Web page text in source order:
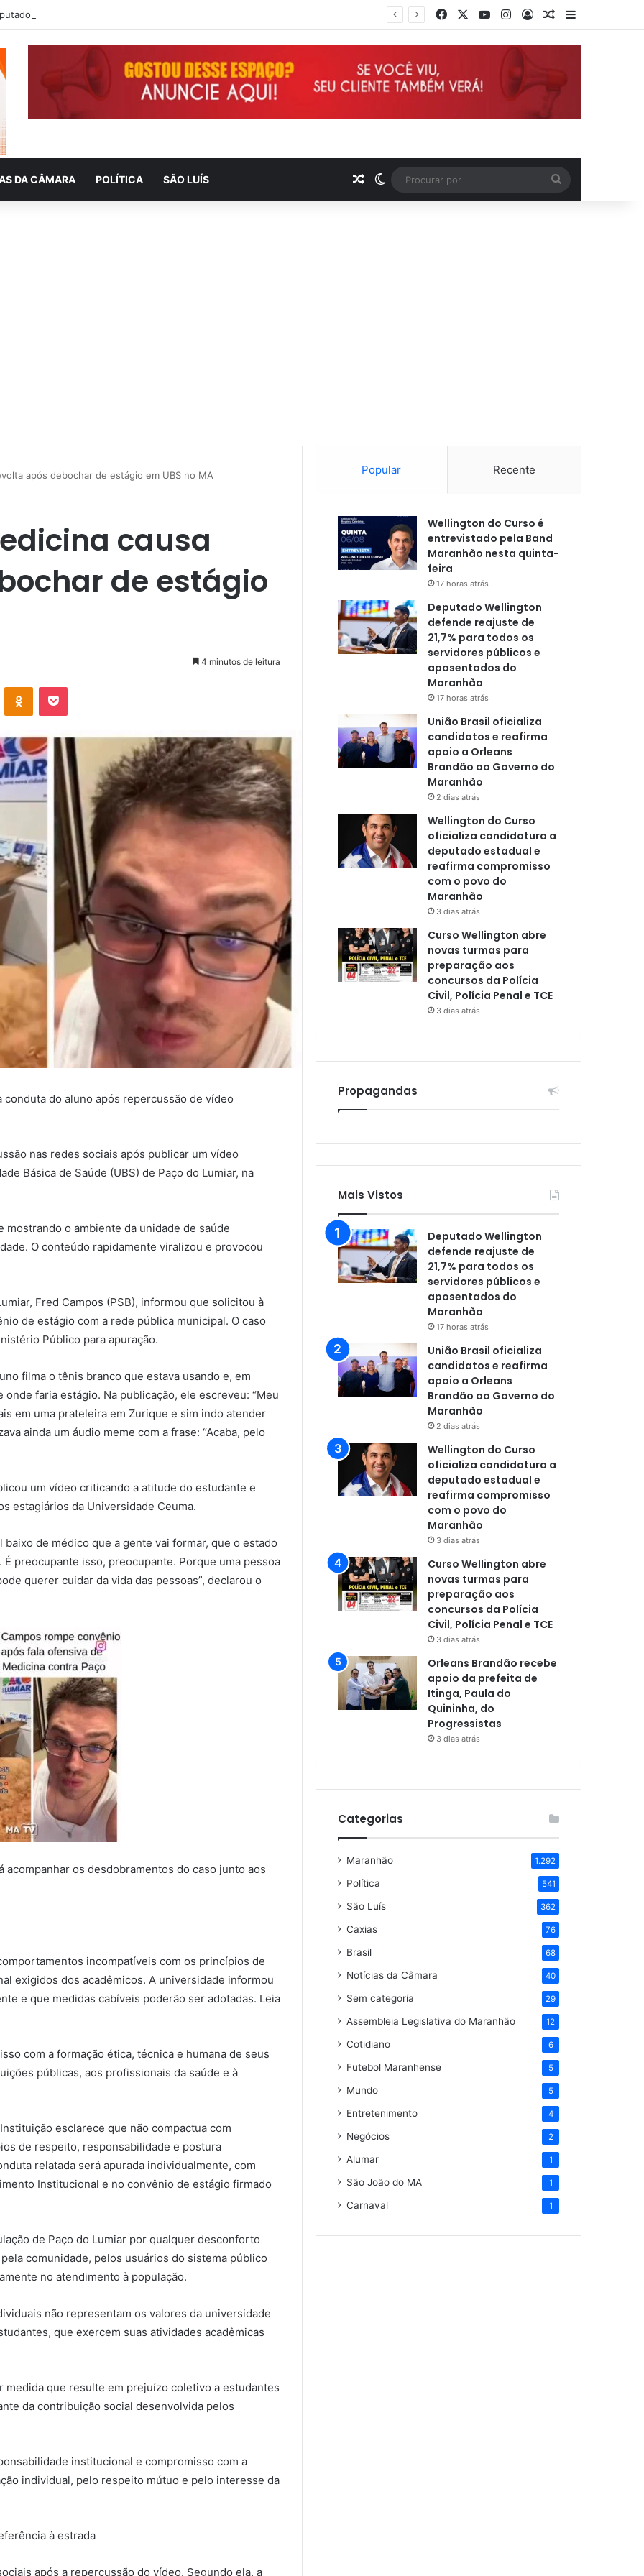
Facebook YouTubeInstagram
EntrarArtigo aleatório
DA CÂMARA POLÍTICA SÃO LUÍS Artigo aleatório
Switch skin
por
após debochar de estágio em UBS no MA
causa
de estágio
4 minutos de leitura
do aluno após repercussão de vídeo
nas redes sociais após publicar um vídeo
Básica de Saúde (UBS) de Paço do Lumiar, na
mostrando o ambiente da unidade de saúde
O conteúdo rapidamente viralizou e provocou
Fred Campos (PSB), informou que solicitou à
de estágio com a rede pública municipal. O caso
Público para apuração.
filma o tênis branco que estava usando e, em
faria estágio. Na publicação, ele escreveu: “Meu
em uma prateleira em Zurique e sim indo atender
ainda um áudio meme com a frase: “Acaba, pelo
um vídeo criticando a atitude do estudante e
estagiários da Universidade Ceuma.
de médico que a gente vai formar, que o estado
preocupante isso, preocupante. Porque uma pessoa
querer cuidar da vida das pessoas”, declarou o
os desdobramentos do caso junto aos
incompatíveis com os princípios de
exigidos dos acadêmicos. A universidade informou
e que medidas cabíveis poderão ser adotadas. Leia
com a formação ética, técnica e humana de seus
públicas, aos profissionais da saúde e à
esclarece que não compactua com
de respeito, responsabilidade e postura
relatada será apurada individualmente, com
Institucional e no convênio de estágio firmado
de Paço do Lumiar por qualquer desconforto
comunidade, pelos usuários do sistema público
no atendimento à população.
não representam os valores da universidade
que exercem suas atividades acadêmicas
medida que resulte em prejuízo coletivo a estudantes
da contribuição social desenvolvida pelos
institucional e compromisso com a
individual, pelo respeito mútuo e pelo interesse da
à estrada
após a repercussão do vídeo. Segundo ela, a
Popular Recente
Wellington do Curso é
entrevistado pela Band
Maranhão nesta quinta-
feira
17 horas atrás
Deputado Wellington
defende reajuste de
21,7% para todos os
servidores públicos e
aposentados do
Maranhão
17 horas atrás
União Brasil oficializa
candidatos e reafirma
apoio a Orleans
Brandão ao Governo do
Maranhão
2 dias atrás
Wellington do Curso
oficializa candidatura a
deputado estadual e
reafirma compromisso
com o povo do
Maranhão
3 dias atrás
Curso Wellington abre
novas turmas para
preparação aos
concursos da Polícia
Civil, Polícia Penal e TCE
3 dias atrás
Propagandas
Mais Vistos
Deputado Wellington
defende reajuste de
21,7% para todos os
servidores públicos e
aposentados do
Maranhão
17 horas atrás
União Brasil oficializa
candidatos e reafirma
apoio a Orleans
Brandão ao Governo do
Maranhão
2 dias atrás
Wellington do Curso
oficializa candidatura a
deputado estadual e
reafirma compromisso
com o povo do
Maranhão
3 dias atrás
Curso Wellington abre
novas turmas para
preparação aos
concursos da Polícia
Civil, Polícia Penal e TCE
3 dias atrás
Orleans Brandão recebe
apoio da prefeita de
Itinga, Paula do
Quininha, do
Progressistas
3 dias atrás
Categorias
Maranhão 1.292
Política 541
São Luís 362
Caxias 76
Brasil 68
Notícias da Câmara 40
Sem categoria 29
Assembleia Legislativa do Maranhão 12
Cotidiano 6
Futebol Maranhense 5
Mundo 5
Entretenimento 4
Negócios 2
Alumar 1
São João do MA 1
Carnaval 1